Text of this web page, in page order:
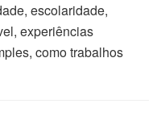
escolaridade,
experiências
como trabalhos